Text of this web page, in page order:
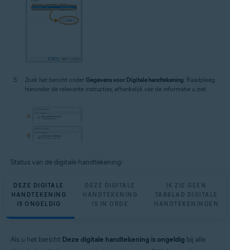
Zoek het bericht onder Gegevens voor Digitale handtekening . Raadpleeg
hieronder de relevante instructies, afhankelijk van de informatie u ziet.
Status van de digitale handtekening:
DEZE DIGITALE
HANDTEKENING
IS ONGELDIG
DEZE DIGITALE
HANDTEKENING
IS IN ORDE
IK ZIE GEEN
TABBLAD DIGITALE
HANDTEKENINGEN
Als u het bericht Deze digitale handtekening is ongeldig bij alle